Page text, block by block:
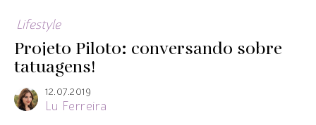
Lifestyle
Projeto Piloto: conversando sobre
tatuagens!
12.07.2019
Lu Ferreira